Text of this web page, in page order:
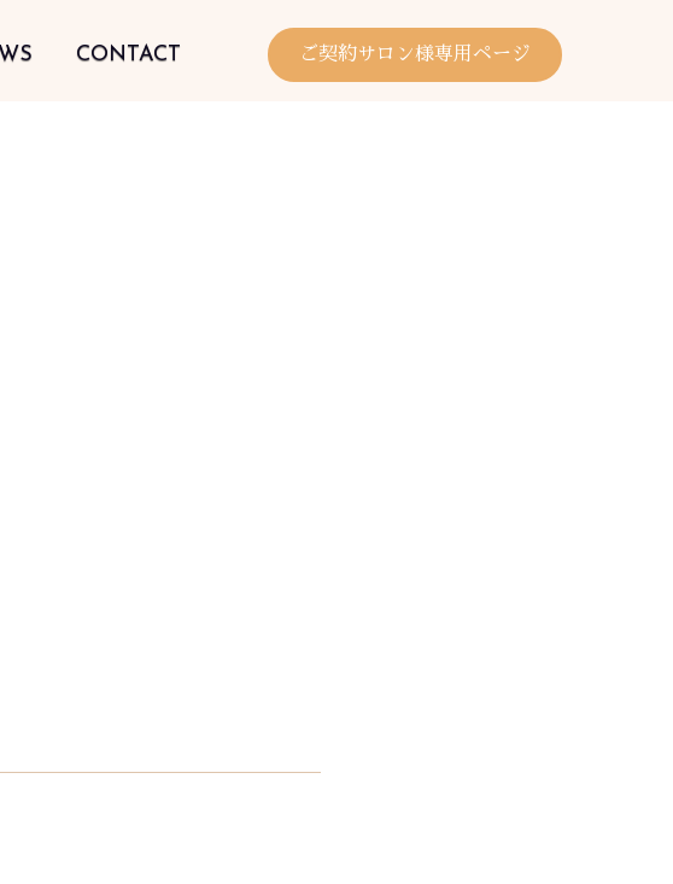
CONTACT ご契約サロン様専用ページ